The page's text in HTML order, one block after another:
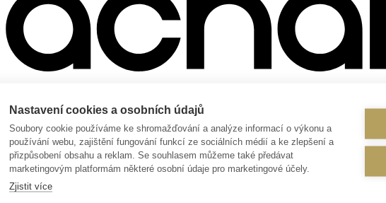
9. 2025
Lesson content locked
If you're already enrolled,you'll need to login
Enroll in Course to Unlock
Nastavení cookies a osobních údajů
Soubory cookie používáme ke shromažďování a analýze informací o výkonu a
používání webu, zajištění fungování funkcí ze sociálních médií a ke zlepšení a
přizpůsobení obsahu a reklam. Se souhlasem můžeme také předávat
marketingovým platformám některé osobní údaje pro marketingové účely.
Zjistit více